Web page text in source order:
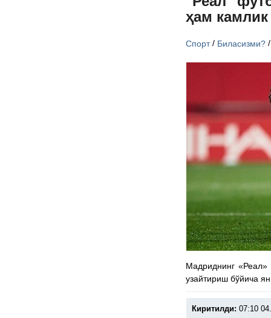
ҳам
Спорт/ Биласизми?
Мадриднинг «Реал»
узайтириш бўйича
Киритилди: 07:10